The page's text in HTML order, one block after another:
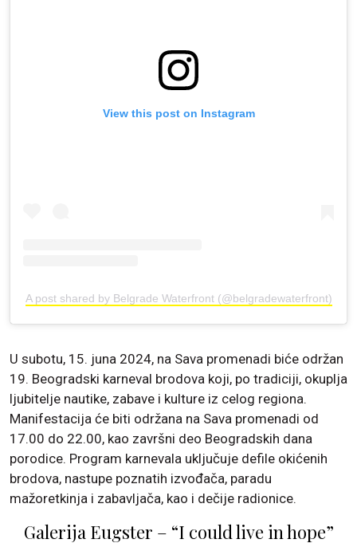
View this post on Instagram
A post shared by Belgrade Waterfront (@belgradewaterfront)
U subotu, 15. juna 2024, na Sava promenadi biće održan
19. Beogradski karneval brodova koji, po tradiciji, okuplja
ljubitelje nautike, zabave i kulture iz celog regiona.
Manifestacija će biti održana na Sava promenadi od
17.00 do 22.00, kao završni deo Beogradskih dana
porodice. Program karnevala uključuje defile okićenih
brodova, nastupe poznatih izvođača, paradu
mažoretkinja i zabavljača, kao i dečije radionice.
Galerija Eugster – “I could live in hope”